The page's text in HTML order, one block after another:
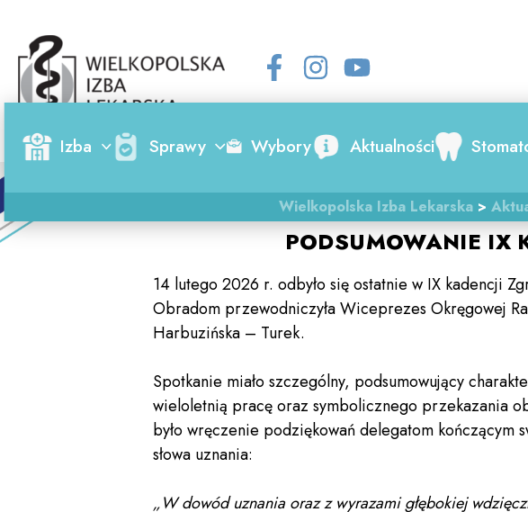
content
Izba Sprawy Wybory Aktualności
Wielkopolska Izba Lekarska >
PODSUMOWANIE IX
14 lutego 2026 r. odbyło się ostatnie w IX kadencji
Obradom przewodniczyła Wiceprezes Okręgowej
Harbuzińska – Turek.
Spotkanie miało szczególny, podsumowujący
wieloletnią pracę oraz symbolicznego przekazania
było wręczenie podziękowań delegatom
słowa uznania:
„W dowód uznania oraz z wyrazami głębokiej